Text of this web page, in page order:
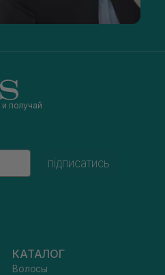
и получай
підписатись
КАТАЛОГ
Волосы